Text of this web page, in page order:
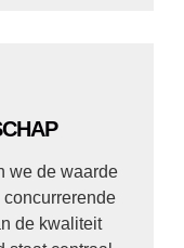
we de waarde
de kwaliteit